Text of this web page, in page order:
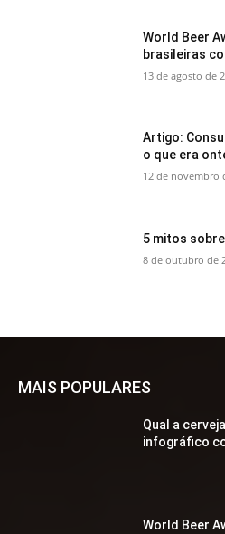
World Beer
brasileiras
13 de agosto de
Artigo:
o que era
12 de novembro
5 mitos
8 de outubro de
MAIS POPULARES
Qual a
infográfico
World Beer